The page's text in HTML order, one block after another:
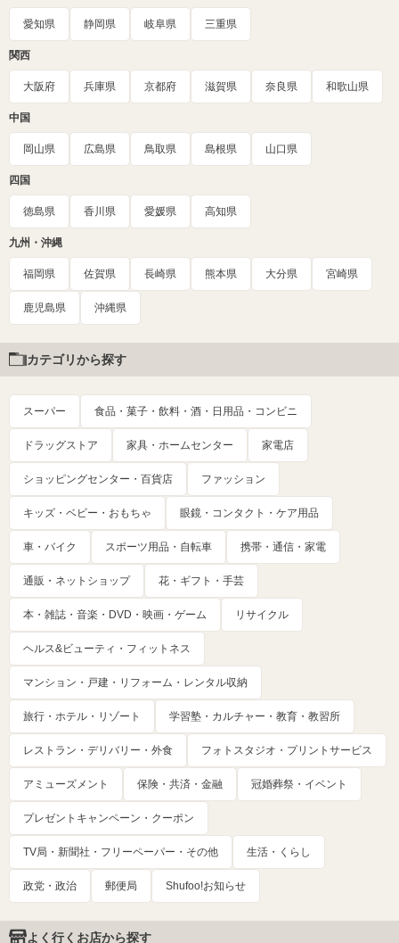
愛知県 静岡県 岐阜県 三重県
関西
大阪府 兵庫県 京都府 滋賀県 奈良県 和歌山県
中国
岡山県 広島県 鳥取県 島根県 山口県
四国
徳島県 香川県 愛媛県 高知県
九州・沖縄
福岡県 佐賀県 長崎県 熊本県 大分県 宮崎県
鹿児島県 沖縄県
カテゴリから探す
スーパー 食品・菓子・飲料・酒・日用品・コンビニ
ドラッグストア 家具・ホームセンター 家電店
ショッピングセンター・百貨店 ファッション
キッズ・ベビー・おもちゃ 眼鏡・コンタクト・ケア用品
車・バイク スポーツ用品・自転車 携帯・通信・家電
通販・ネットショップ 花・ギフト・手芸
本・雑誌・音楽・DVD・映画・ゲーム リサイクル
ヘルス&ビューティ・フィットネス
マンション・戸建・リフォーム・レンタル収納
旅行・ホテル・リゾート 学習塾・カルチャー・教育・教習所
レストラン・デリバリー・外食 フォトスタジオ・プリントサービス
アミューズメント 保険・共済・金融 冠婚葬祭・イベント
プレゼントキャンペーン・クーポン
TV局・新聞社・フリーペーパー・その他 生活・くらし
政党・政治 郵便局 Shufoo!お知らせ
よく行くお店から探す